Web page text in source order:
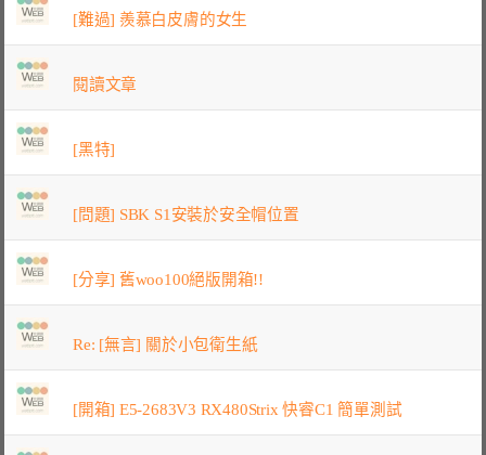
[難過] 羨慕白皮膚的女生
閱讀文章
[黑特]
[問題] SBK S1安裝於安全帽位置
[分享] 舊woo100絕版開箱!!
Re: [無言] 關於小包衛生紙
[開箱] E5-2683V3 RX480Strix 快睿C1 簡單測試